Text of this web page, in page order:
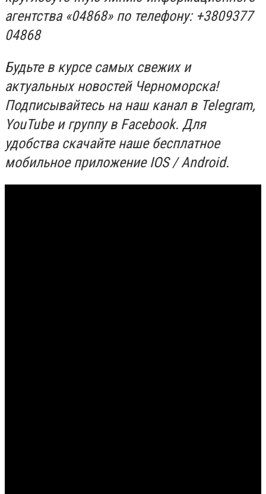
агентства «04868» по телефону: +3809377
04868
Будьте в курсе самых свежих и
актуальных новостей Черноморска!
Подписывайтесь на наш канал в Telegram,
YouTubeи группу в Facebook. Для
удобства скачайте наше бесплатное
мобильное приложение IOS / Android.